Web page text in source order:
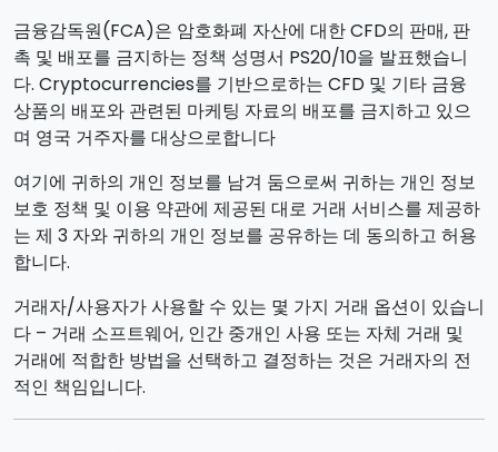
금융감독원(FCA)은 암호화폐 자산에 대한 CFD의 판매, 판
촉 및 배포를 금지하는 정책 성명서 PS20/10을 발표했습니
다. Cryptocurrencies를 기반으로하는 CFD 및 기타 금융
상품의 배포와 관련된 마케팅 자료의 배포를 금지하고 있으
며 영국 거주자를 대상으로합니다
여기에 귀하의 개인 정보를 남겨 둠으로써 귀하는 개인 정보
보호 정책 및 이용 약관에 제공된 대로 거래 서비스를 제공하
는 제 3 자와 귀하의 개인 정보를 공유하는 데 동의하고 허용
합니다.
거래자/사용자가 사용할 수 있는 몇 가지 거래 옵션이 있습니
다 – 거래 소프트웨어, 인간 중개인 사용 또는 자체 거래 및
거래에 적합한 방법을 선택하고 결정하는 것은 거래자의 전
적인 책임입니다.